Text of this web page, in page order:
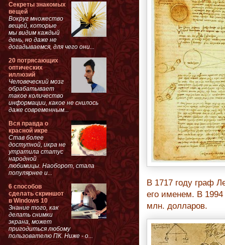
В 1717 году граф
его именем. В 1994
млн. долларов.
Секреты знакомых
вещей
Вокруг множество
вещей, которые
мы видим каждый
день, но даже не
догадываемся, для чего они...
20 потрясающих
оптических
иллюзий
Человеческий мозг
обрабатывает
такое количество
информации, какое не снилось
даже современным...
Вся правда о
красной икре
Став более
доступной, икра не
утратила статус
народной
любимицы. Наоборот, стала
популярнее и...
6 способов
сделать скриншот
в Windows 10
Знание того, как
делать снимки
экрана, может
пригодиться любому
пользователю ПК. Ниже - о...